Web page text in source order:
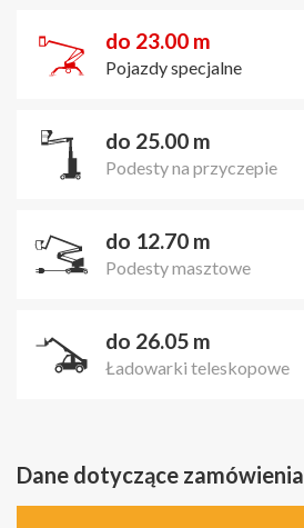
do 23.00 m
Pojazdy specjalne
do 25.00 m
Podesty na przyczepie
do 12.70 m
Podesty masztowe
do 26.05 m
Ładowarki teleskopowe
Dane dotyczące zamówienia